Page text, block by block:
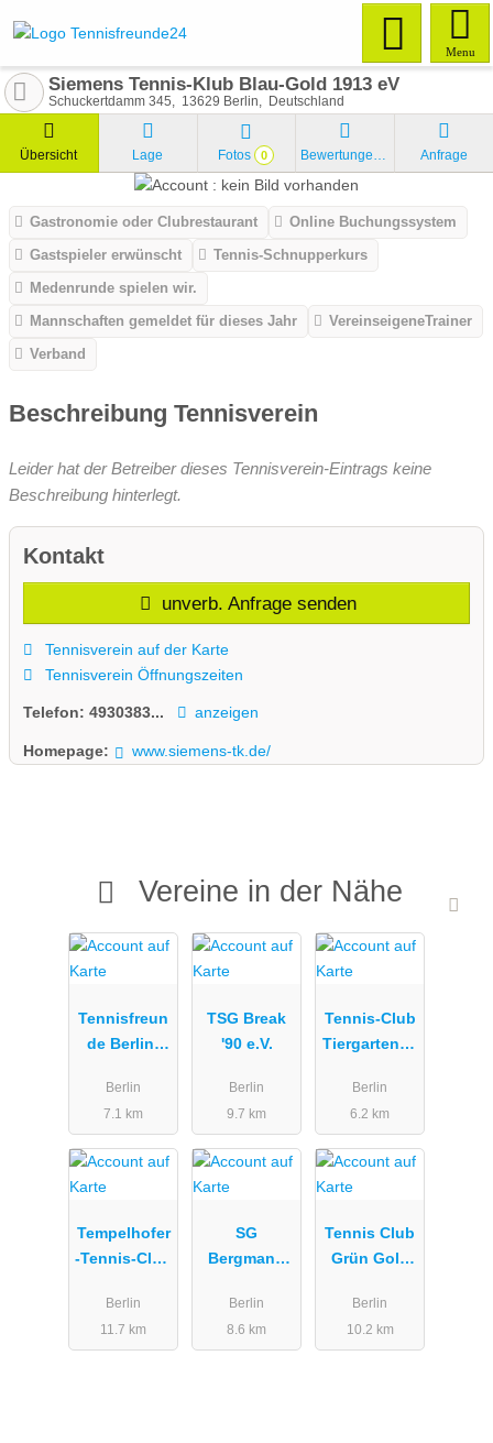
Menu
Siemens Tennis-Klub Blau-Gold 1913 eV
Schuckertdamm 345 13629 Berlin Deutschland
Übersicht Lage Fotos 0 Bewertungen Anfrage
Gastronomie oder Clubrestaurant
Online Buchungssystem
Gastspieler erwünscht
Tennis-Schnupperkurs
Medenrunde spielen wir.
Mannschaften gemeldet für dieses Jahr
VereinseigeneTrainer
Verband
Beschreibung Tennisverein
Leider hat der Betreiber dieses Tennisverein-Eintrags keine
Beschreibung hinterlegt.
Kontakt
unverb. Anfrage senden
Tennisverein auf der Karte
Tennisverein Öffnungszeiten
Telefon: 4930383... anzeigen
Homepage: www.siemens-tk.de/
Vereine in der Nähe
Tennisfreun
de Berlin-
Berlin
7.1 km
TSG Break
'90 e.V.
Berlin
9.7 km
Tennis-Club
Tiergarten e.
Weiß)
Berlin
6.2 km
Tempelhofer
-Tennis-Club
Berlin
11.7 km
SG
Bergmann
Berlin
8.6 km
Tennis Club
Grün Gold
Berlin
10.2 km